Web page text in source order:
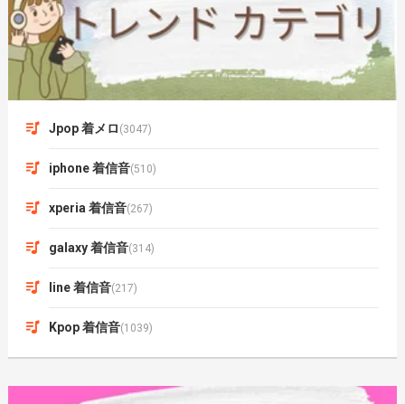
Jpop 着メロ (3047)
iphone 着信音(510)
xperia 着信音(267)
galaxy 着信音(314)
line 着信音(217)
Kpop 着信音(1039)